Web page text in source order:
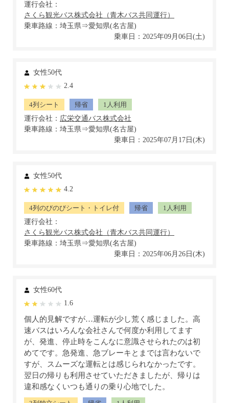
運行会社：
乗車路線：埼玉県⇒愛知県(名古屋)
乗車日：2025年09月06日(土)
女性50代
2.4
4列シート 帰省
1人利用
運行会社：
乗車路線：埼玉県⇒愛知県(名古屋)
乗車日：2025年07月17日(木)
女性50代
4.2
4列のびのびシート・トイレ付 帰省
1人利用
運行会社：
乗車路線：埼玉県⇒愛知県(名古屋)
乗車日：2025年06月26日(木)
女性60代
1.6
個人的見解ですが…運転が少し荒く感じました。高
速バスはいろんな会社さんで何度か利用してます
が、発進、停止時をこんなに意識させられたのは初
めてです。急発進、急ブレーキとまでは言わないで
すが、スムーズな運転とは感じられなかったです。
翌日の帰りも利用させていただきましたが、帰りは
違和感なくいつも通りの乗り心地でした。